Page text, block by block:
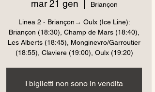
mar 21 gen Briançon
Linea 2 - Briançon→ Oulx (Ice Line):
Briançon (18:30), Champ de Mars (18:40),
Les Alberts (18:45), Monginevro/Garroutier
(18:55), Claviere (19:00), Oulx (19:20)
I biglietti non sono in vendita